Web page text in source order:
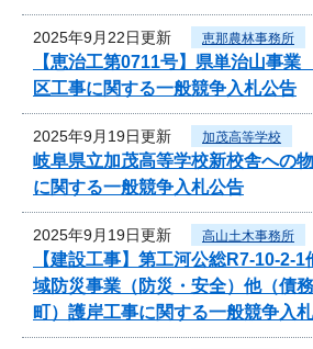
2025年9月22日更新 恵那農林事務所
【恵治工第0711号】県単治山事
区工事に関する一般競争入札公告
2025年9月19日更新 加茂高等学校
岐阜県立加茂高等学校新校舎への
に関する一般競争入札公告
2025年9月19日更新 高山土木事務所
【建設工事】第工河公総R7-10-2-
域防災事業（防災・安全）他（債
町）護岸工事に関する一般競争入